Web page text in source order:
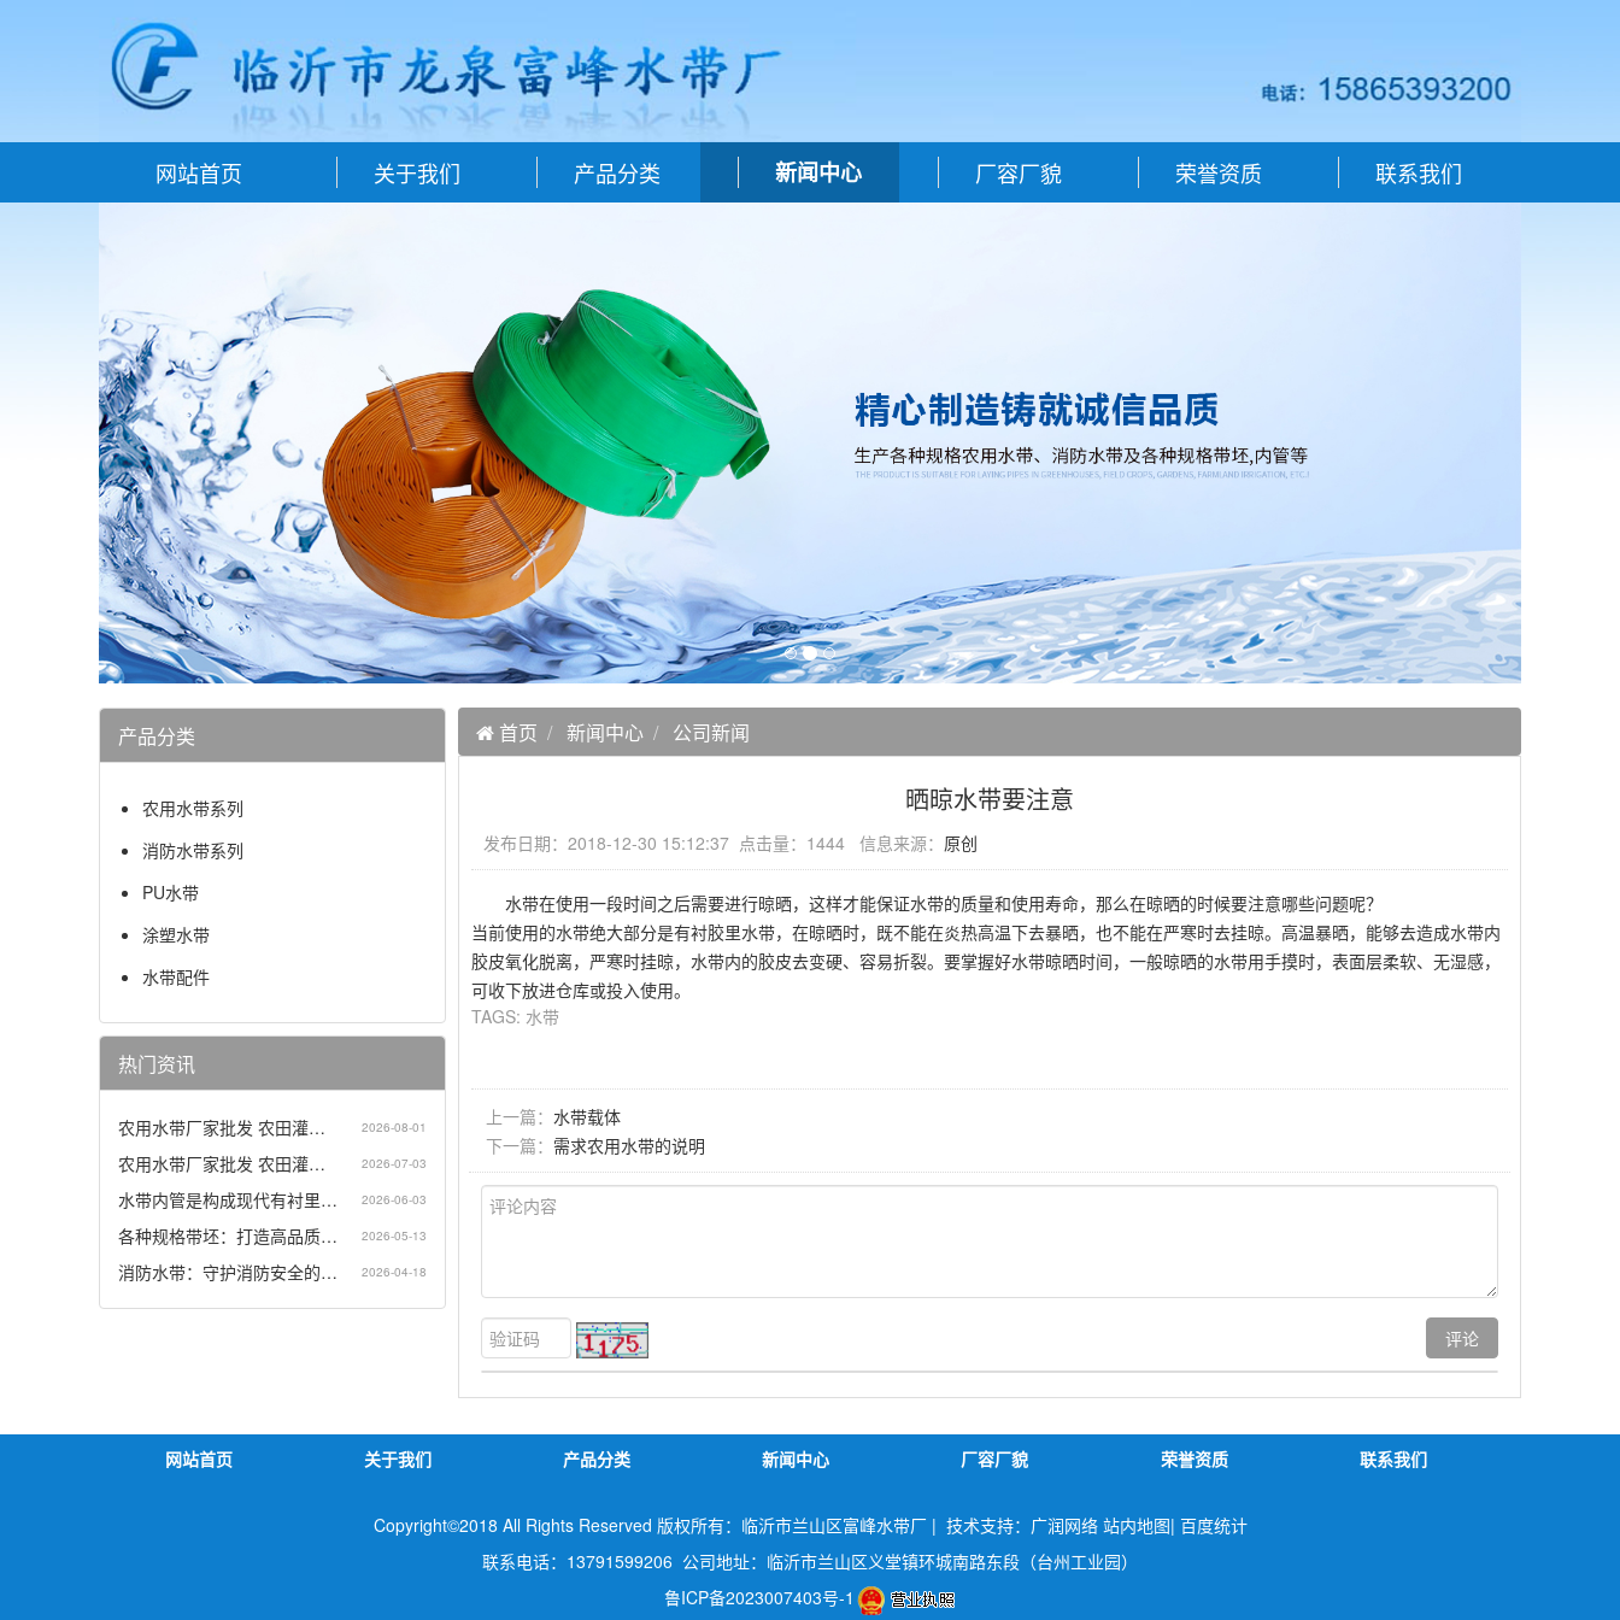
网站首页 关于我们 产品分类 新闻中心 厂容厂貌 荣誉资质 联系我们
产品分类
农用水带系列
消防水带系列
PU水带
涂塑水带
水带配件
热门资讯
农用水带厂家批发 农田灌… 2026-08-01
农用水带厂家批发 农田灌… 2026-07-03
水带内管是构成现代有衬里… 2026-06-03
各种规格带坯：打造高品质… 2026-05-13
消防水带：守护消防安全的… 2026-04-18
首页 新闻中心 公司新闻
晒晾水带要注意
发布日期：2018-12-30 15:12:37 点击量：1444 信息来源： 原创
水带在使用一段时间之后需要进行晾晒，这样才能保证水带的质量和使用寿命，那么在晾晒的时候要注意哪些问题呢？
当前使用的水带绝大部分是有衬胶里水带，在晾晒时，既不能在炎热高温下去暴晒，也不能在严寒时去挂晾。高温暴晒，能够去造成水带内
胶皮氧化脱离，严寒时挂晾，水带内的胶皮去变硬、容易折裂。要掌握好水带晾晒时间，一般晾晒的水带用手摸时，表面层柔软、无湿感，
可收下放进仓库或投入使用。
TAGS: 水带
上一篇： 水带载体
下一篇： 需求农用水带的说明
网站首页 关于我们 产品分类 新闻中心 厂容厂貌 荣誉资质 联系我们
Copyright©2018 All Rights Reserved 版权所有：临沂市兰山区富峰水带厂 | 技术支持：广润网络 站内地图| 百度统计
联系电话：13791599206 公司地址：临沂市兰山区义堂镇环城南路东段（台州工业园）
鲁ICP备2023007403号-1